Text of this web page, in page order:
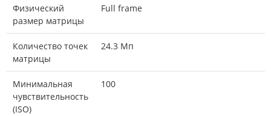
Физический
размер матрицы
Full frame
Количество точек
матрицы
24.3 Мп
Минимальная
чувствительность
(ISO)
100